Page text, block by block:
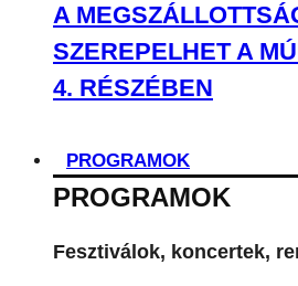
A
SZEREPELHET A
4. RÉSZÉBEN
PROGRAMOK
PROGRAMOK
Fesztiválok, koncertek,